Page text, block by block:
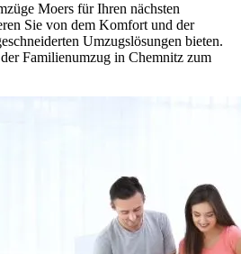
Moers für Ihren nächsten
Sie von dem Komfort und der
Umzugslösungen bieten.
Familienumzug in Chemnitz zum